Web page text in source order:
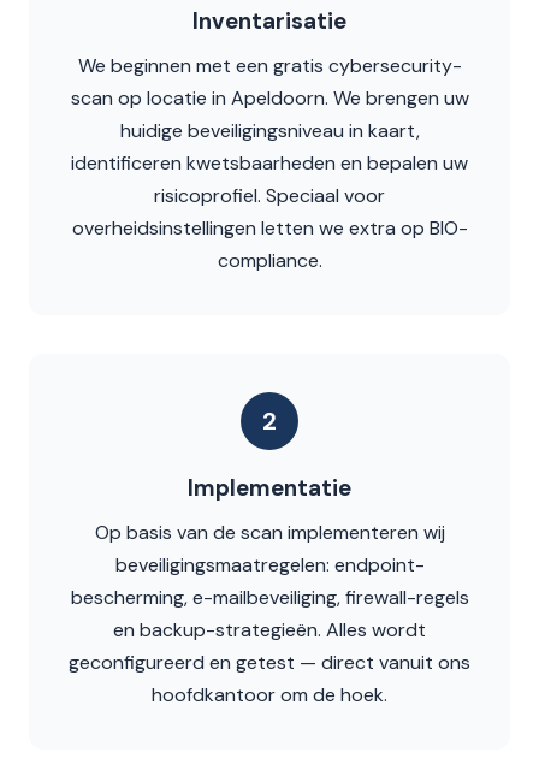
Inventarisatie
We beginnen met een gratis cybersecurity-
scan op locatie in Apeldoorn. We brengen uw
huidige beveiligingsniveau in kaart,
identificeren kwetsbaarheden en bepalen uw
risicoprofiel. Speciaal voor
overheidsinstellingen letten we extra op BIO-
compliance.
2
Implementatie
Op basis van de scan implementeren wij
beveiligingsmaatregelen: endpoint-
bescherming, e-mailbeveiliging, firewall-regels
en backup-strategieën. Alles wordt
geconfigureerd en getest — direct vanuit ons
hoofdkantoor om de hoek.